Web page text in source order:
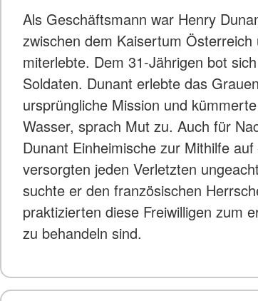
Als Geschäftsmann war Henry
zwischen dem Kaisertum
miterlebte. Dem 31-Jährigen bot
Soldaten. Dunant erlebte das
ursprüngliche Mission und
Wasser, sprach Mut zu. Auch für
Dunant Einheimische zur Mithilfe
versorgten jeden Verletzten
suchte er den französischen
praktizierten diese Freiwilligen zum
zu behandeln sind.